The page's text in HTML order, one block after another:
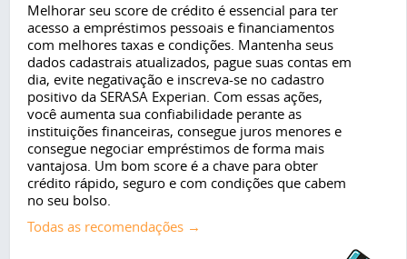
Melhorar seu score de crédito é essencial para ter
acesso a empréstimos pessoais e financiamentos
com melhores taxas e condições. Mantenha seus
dados cadastrais atualizados, pague suas contas em
dia, evite negativação e inscreva-se no cadastro
positivo da SERASA Experian. Com essas ações,
você aumenta sua confiabilidade perante as
instituições financeiras, consegue juros menores e
consegue negociar empréstimos de forma mais
vantajosa. Um bom score é a chave para obter
crédito rápido, seguro e com condições que cabem
no seu bolso.
Todas as recomendações →